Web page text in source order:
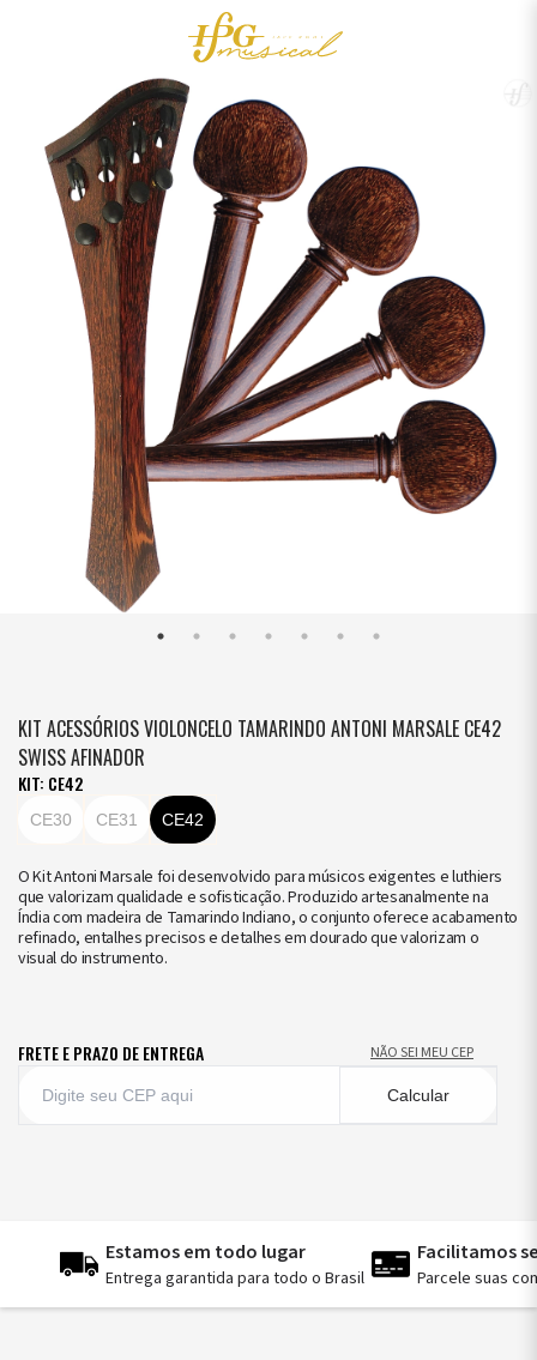
Acessórios OUTLET
KIT ACESSÓRIOS VIOLONCELO TAMARINDO ANTONI MARSALE CE42
SWISS AFINADOR
KIT: CE42
CE30 CE31 CE42
O Kit Antoni Marsale foi desenvolvido para músicos exigentes e luthiers
que valorizam qualidade e sofisticação. Produzido artesanalmente na
Índia com madeira de Tamarindo Indiano, o conjunto oferece acabamento
refinado, entalhes precisos e detalhes em dourado que valorizam o
visual do instrumento.
FRETE E PRAZO DE ENTREGA NÃO SEI MEU CEP
Calcular
Estamos em todo lugar
Entrega garantida para todo o Brasil
Facilitamos
Parcele suas